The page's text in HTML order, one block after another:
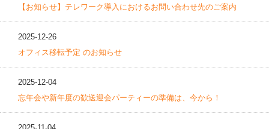
【お知らせ】テレワーク導入におけるお問い合わせ先のご案内
2025-12-26
オフィス移転予定 のお知らせ
2025-12-04
忘年会や新年度の歓送迎会パーティーの準備は、今から！